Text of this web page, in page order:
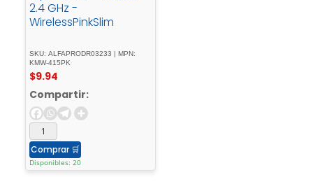
2.4 GHz -
WirelessPinkSlim
SKU: ALFAPRODR03233 | MPN:
KMW-415PK
$9.94
Compartir:
Comprar 🛒
Disponibles: 20